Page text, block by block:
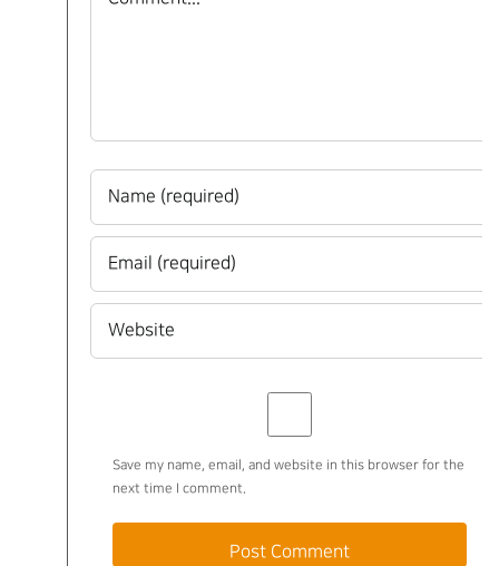
Save my name, email, and website in this browser for the
next time I comment.